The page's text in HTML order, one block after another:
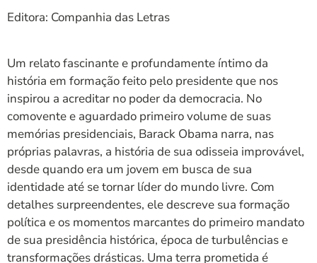
Editora: Companhia das Letras
Um relato fascinante e profundamente íntimo da
história em formação feito pelo presidente que nos
inspirou a acreditar no poder da democracia. No
comovente e aguardado primeiro volume de suas
memórias presidenciais, Barack Obama narra, nas
próprias palavras, a história de sua odisseia improvável,
desde quando era um jovem em busca de sua
identidade até se tornar líder do mundo livre. Com
detalhes surpreendentes, ele descreve sua formação
política e os momentos marcantes do primeiro mandato
de sua presidência histórica, época de turbulências e
transformações drásticas. Uma terra prometida é